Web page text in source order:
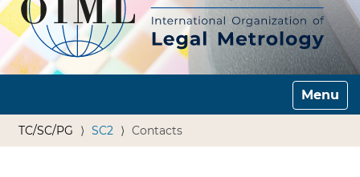
Toggle
TC/SC/PG SC2 Contacts